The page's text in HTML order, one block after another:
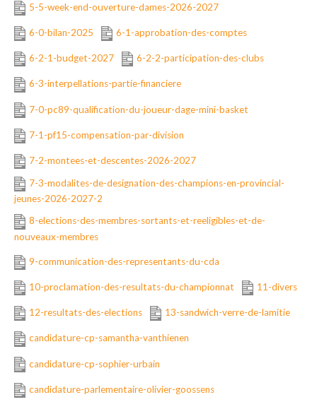
5-5-week-end-ouverture-dames-2026-2027
6-0-bilan-2025 6-1-approbation-des-comptes
6-2-1-budget-2027 6-2-2-participation-des-clubs
6-3-interpellations-partie-financiere
7-0-pc89-qualification-du-joueur-dage-mini-basket
7-1-pf15-compensation-par-division
7-2-montees-et-descentes-2026-2027
7-3-modalites-de-designation-des-champions-en-provincial-
jeunes-2026-2027-2
8-elections-des-membres-sortants-et-reeligibles-et-de-
nouveaux-membres
9-communication-des-representants-du-cda
10-proclamation-des-resultats-du-championnat 11-divers
12-resultats-des-elections 13-sandwich-verre-de-lamitie
candidature-cp-samantha-vanthienen
candidature-cp-sophier-urbain
candidature-parlementaire-olivier-goossens